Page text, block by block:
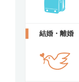
結婚・離婚